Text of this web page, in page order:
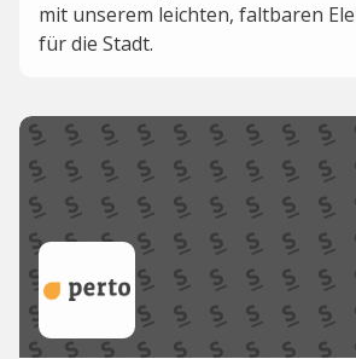
mit unserem leichten, faltbaren
für die Stadt.